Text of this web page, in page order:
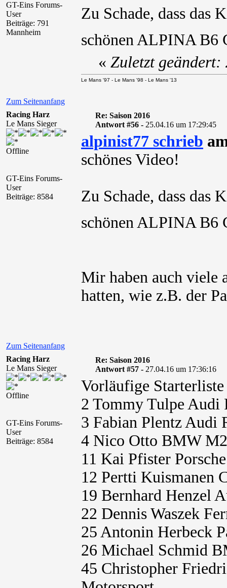
GT-Eins Forums-
User
Beiträge: 791
Mannheim
Zu Schade, dass das
schönen ALPINA
Zum Seitenanfang
« Zuletzt
Le Mans '97 - Le Mans '98 - Le Mans '13
Racing Harz
Le Mans Sieger
Offline
GT-Eins Forums-
User
Beiträge: 8584
Re: Saison 2016
Antwort #56 - 25.04.16 um 17:29:45
alpinist77 schrieb
schönes Video!
Zu Schade, dass das
schönen ALPINA
Mir haben auch viele
hatten, wie z.B. der
Zum Seitenanfang
Racing Harz
Le Mans Sieger
Offline
GT-Eins Forums-
User
Beiträge: 8584
Re: Saison 2016
Antwort #57 - 27.04.16 um 17:36:16
Vorläufige
2 Tommy Tulpe
3 Fabian Plentz Audi
4 Nico Otto BMW
11 Kai Pfister
12 Pertti Kuismanen
19 Bernhard Henzel
22 Dennis Waszek
25 Antonin Herbeck
26 Michael Schmid
45 Christopher